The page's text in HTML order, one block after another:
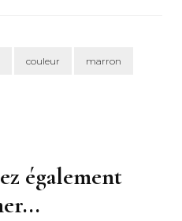
couleur marron
également